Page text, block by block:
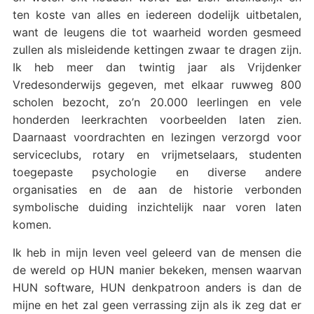
ten koste van alles en iedereen dodelijk uitbetalen,
want de leugens die tot waarheid worden gesmeed
zullen als misleidende kettingen zwaar te dragen zijn.
Ik heb meer dan twintig jaar als Vrijdenker
Vredesonderwijs gegeven, met elkaar ruwweg 800
scholen bezocht, zo’n 20.000 leerlingen en vele
honderden leerkrachten voorbeelden laten zien.
Daarnaast voordrachten en lezingen verzorgd voor
serviceclubs, rotary en vrijmetselaars, studenten
toegepaste psychologie en diverse andere
organisaties en de aan de historie verbonden
symbolische duiding inzichtelijk naar voren laten
komen.
Ik heb in mijn leven veel geleerd van de mensen die
de wereld op HUN manier bekeken, mensen waarvan
HUN software, HUN denkpatroon anders is dan de
mijne en het zal geen verrassing zijn als ik zeg dat er